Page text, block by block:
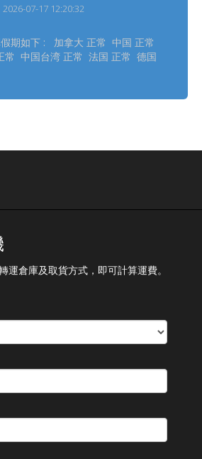
2026-07-17 12:20:32
期如下 : 加拿大 正常 中国 正常
常 中国台湾 正常 法国 正常 德国
州 (免税仓及海运仓) 正常
運倉庫及取貨方式，即可計算運費。